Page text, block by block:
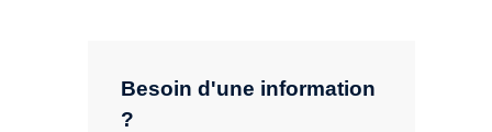
Besoin d'une information
?